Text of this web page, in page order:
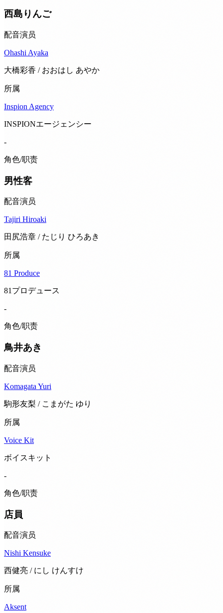
西島りんご
配音演员
Ohashi Ayaka
大橋彩香 / おおはし あやか
所属
Inspion Agency
INSPIONエージェンシー
-
角色/职责
男性客
配音演员
Tajiri Hiroaki
田尻浩章 / たじり ひろあき
所属
81 Produce
81プロデュース
-
角色/职责
鳥井あき
配音演员
Komagata Yuri
駒形友梨 / こまがた ゆり
所属
Voice Kit
ボイスキット
-
角色/职责
店員
配音演员
Nishi Kensuke
西健亮 / にし けんすけ
所属
Aksent